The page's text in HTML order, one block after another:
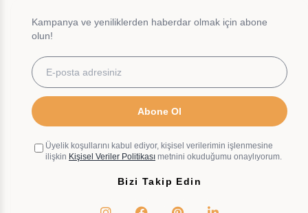
Kampanya ve yeniliklerden haberdar olmak için abone
olun!
Abone Ol
Üyelik koşullarını kabul ediyor, kişisel verilerimin işlenmesine
ilişkin Kişisel Veriler Politikası metnini okuduğumu onaylıyorum.
Bizi Takip Edin